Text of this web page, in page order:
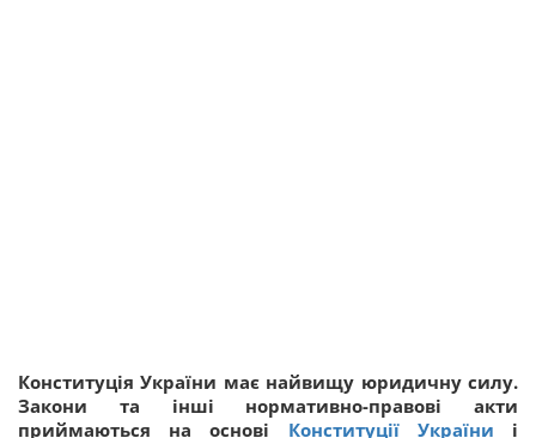
Конституція України має найвищу юридичну силу.
Закони та інші нормативно-правові акти
приймаються на основі Конституції України і